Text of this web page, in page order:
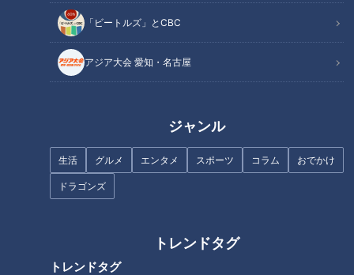
「ビートルズ」とCBC
アジア大会 愛知・名古屋
ジャンル
生活 グルメ エンタメ スポーツ コラム おでかけ
ドラゴンズ
トレンドタグ
トレンドタグ
健康のカギ「腸」の知識を総チ
医師が実践する夏バテ予防法！
命に関わる危険な「頭痛」の見
分け方…専門医に学ぶ！タイプ